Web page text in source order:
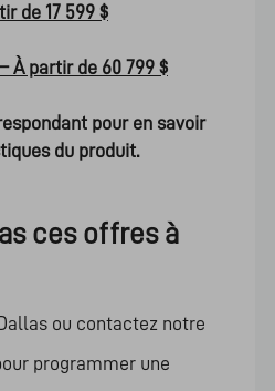
de 17 599 $
À partir de 60 799 $
pour en savoir
du produit.
ces offres à
ou contactez notre
programmer une